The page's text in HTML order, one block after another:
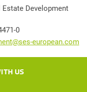
Estate Development
0
european.com
US